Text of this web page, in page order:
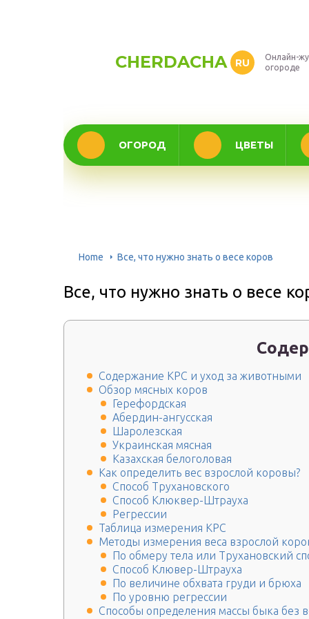
CHERDACHA RU
Онлайн-
огороде
ОГОРОД ЦВЕТЫ
Home Все, что нужно знать о весе коров
Все, что нужно знать о весе
Содержание КРС и уход за животными
Обзор мясных коров
Герефордская
Абердин-ангусская
Шаролезская
Украинская мясная
Казахская белоголовая
Как определить вес взрослой коровы?
Способ Трухановского
Способ Клюквер-Штрауха
Регрессии
Таблица измерения КРС
Методы измерения веса взрослой
По обмеру тела или Трухановский
Способ Клювер-Штрауха
По величине обхвата груди и брюха
По уровню регрессии
Способы определения массы быка без